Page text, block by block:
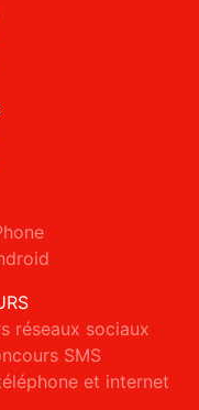
réseaux sociaux
SMS
et internet